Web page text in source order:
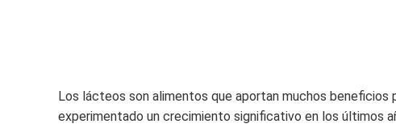
Los lácteos son alimentos que aportan muchos beneficios
experimentado un crecimiento significativo en los últimos